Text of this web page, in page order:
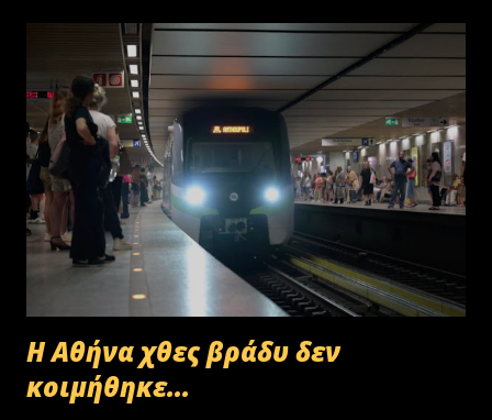
Η Αθήνα χθες βράδυ δεν
κοιμήθηκε...